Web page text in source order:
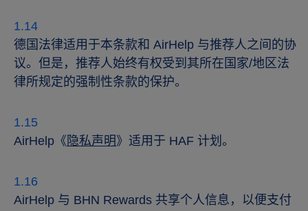
德国法律适用于本条款和 AirHelp 与推荐人之间的协
议。但是，推荐人始终有权受到其所在国家/地区法
律所规定的强制性条款的保护。
AirHelp《 隐私声明》适用于 HAF 计划。
AirHelp 与 BHN Rewards 共享个人信息，以便支付